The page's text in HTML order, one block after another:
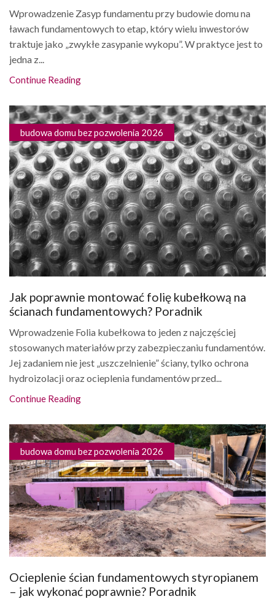
Wprowadzenie Zasyp fundamentu przy budowie domu na
ławach fundamentowych to etap, który wielu inwestorów
traktuje jako „zwykłe zasypanie wykopu”. W praktyce jest to
jedna z...
Continue Reading
budowa domu bez pozwolenia 2026
Jak poprawnie montować folię kubełkową na
ścianach fundamentowych? Poradnik
Wprowadzenie Folia kubełkowa to jeden z najczęściej
stosowanych materiałów przy zabezpieczaniu fundamentów.
Jej zadaniem nie jest „uszczelnienie” ściany, tylko ochrona
hydroizolacji oraz ocieplenia fundamentów przed...
Continue Reading
budowa domu bez pozwolenia 2026
Ocieplenie ścian fundamentowych styropianem
– jak wykonać poprawnie? Poradnik